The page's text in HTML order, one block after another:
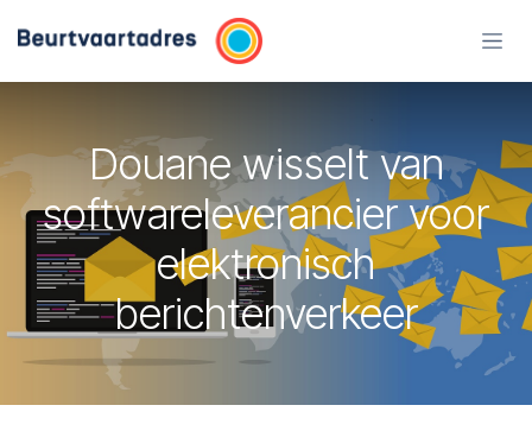
Douane wisselt van
softwareleverancier voor
elektronisch
berichtenverkeer